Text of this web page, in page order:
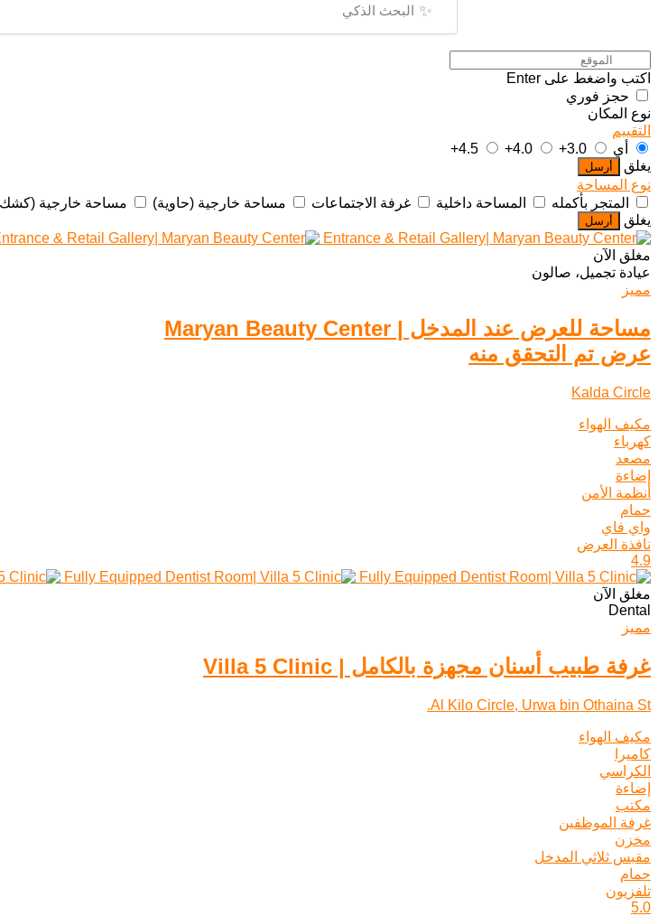
✨
اكتب واضغط على Enter
حجز فوري
نوع المكان
التقييم
أي
3.0+
4.0+
4.5+
يغلق
أرسل
نوع المساحة
المتجر بأكمله
المساحة داخلية غرفة الاجتماعات مساحة خارجية (حاوية) مساحة خارجية
يغلق
أرسل
مغلق الآن
عيادة تجميل، صالون
مميز
مساحة للعرض عند المدخل | Maryan Beauty Center
عرض تم التحقق منه
Kalda Circle
مكيف الهواء
كهرباء
مصعد
إضاءة
أنظمة الأمن
حمام
واي فاي
نافذة العرض
4.9
مغلق الآن
Dental
مميز
غرفة طبيب أسنان مجهزة بالكامل | Villa 5 Clinic
Al Kilo Circle, Urwa bin Othaina St.
مكيف الهواء
كاميرا
الكراسي
إضاءة
مكتب
غرفة الموظفين
مخزن
مقبس ثلاثي المدخل
حمام
تلفزيون
5.0